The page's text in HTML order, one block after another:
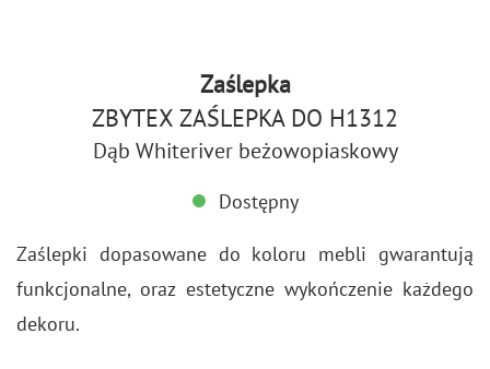
Zaślepka
ZBYTEX ZAŚLEPKA DO H1312
Dąb Whiteriver beżowopiaskowy
Dostępny
Za­ślep­ki do­pa­so­wa­ne do ko­lo­ru mebli gwa­ran­tu­ją
funk­cjo­nal­ne, oraz es­te­tycz­ne wy­koń­cze­nie każ­de­go
de­ko­ru.